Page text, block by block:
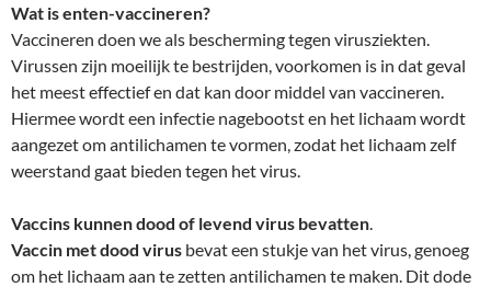
Wat is enten-vaccineren?
Vaccineren doen we als bescherming tegen virusziekten.
Virussen zijn moeilijk te bestrijden, voorkomen is in dat geval
het meest effectief en dat kan door middel van vaccineren.
Hiermee wordt een infectie nagebootst en het lichaam wordt
aangezet om antilichamen te vormen, zodat het lichaam zelf
weerstand gaat bieden tegen het virus.
Vaccins kunnen dood of levend virus bevatten.
Vaccin met dood virus bevat een stukje van het virus, genoeg
om het lichaam aan te zetten antilichamen te maken. Dit dode